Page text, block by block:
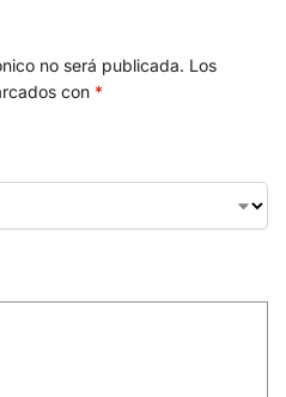
no será publicada. Los
con *